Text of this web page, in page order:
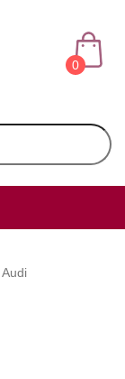
0
Audi